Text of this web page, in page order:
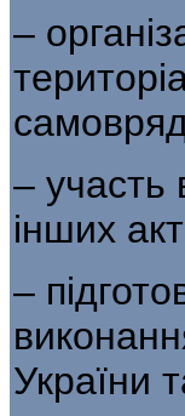
–
– участь
інших
–
України